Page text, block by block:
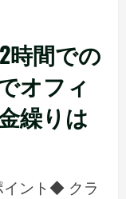
時間での
オフィ
繰りは
ント◆ クラ